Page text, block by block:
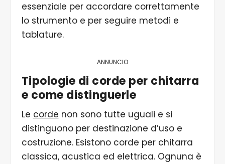
essenziale per accordare correttamente
lo strumento e per seguire metodi e
tablature.
ANNUNCIO
Tipologie di corde per chitarra
e come distinguerle
Le corde non sono tutte uguali e si
distinguono per destinazione d’uso e
costruzione. Esistono corde per chitarra
classica, acustica ed elettrica. Ognuna è